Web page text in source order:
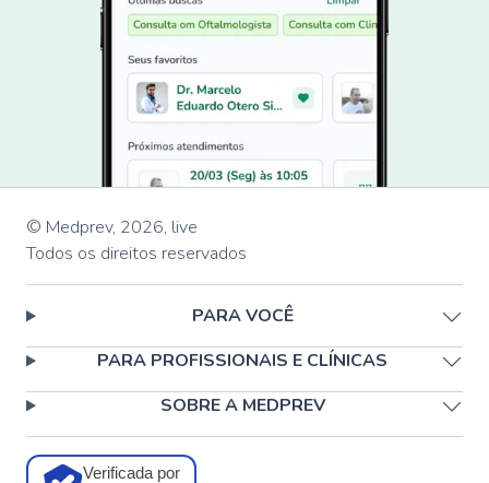
© Medprev, 2026, live
Todos os direitos reservados
PARA VOCÊ
PARA PROFISSIONAIS E CLÍNICAS
SOBRE A MEDPREV
Verificada por